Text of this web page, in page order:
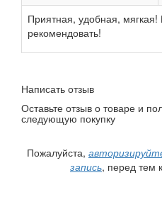
Приятная, удобная,
рекомендовать!
Написать отзыв
Оставьте отзыв о товаре и
следующую покупку
Пожалуйста,
запись, перед тем